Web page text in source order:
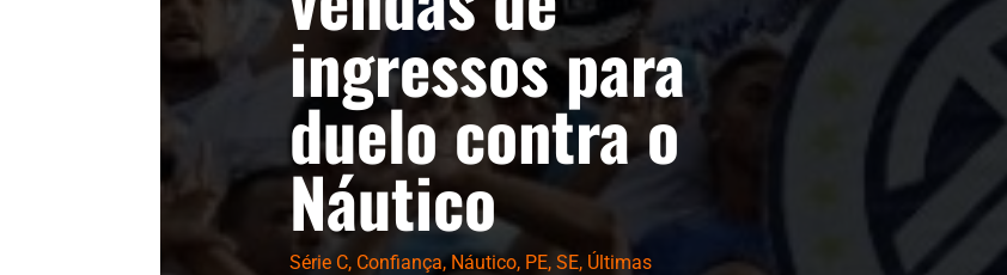
ingressos para
duelo contra o
Náutico
Série C, Confiança,Náutico, PE, SE, Últimas